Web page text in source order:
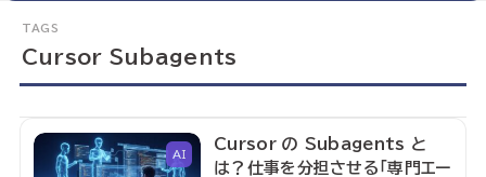
Cursor Subagents
AI
Cursor の Subagents と
は？仕事を分担させる「専門エー